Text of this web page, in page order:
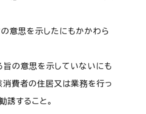
意思を示したにもかかわら
旨の意思を示していないにも
消費者の住居又は業務を行っ
すること。